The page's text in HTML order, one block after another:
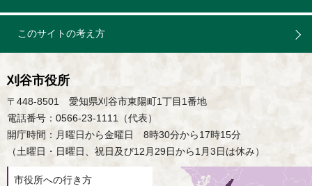
このサイトの考え方
刈谷市役所
〒448-8501 愛知県刈谷市東陽町1丁目1番地
電話番号：0566-23-1111（代表）
開庁時間：月曜日から金曜日 8時30分から17時15分
（土曜日・日曜日、祝日及び12月29日から1月3日は休み）
市役所への行き方